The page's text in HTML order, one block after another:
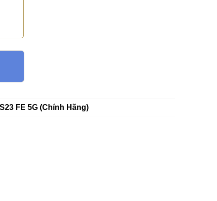
FE 5G (Chính Hãng)